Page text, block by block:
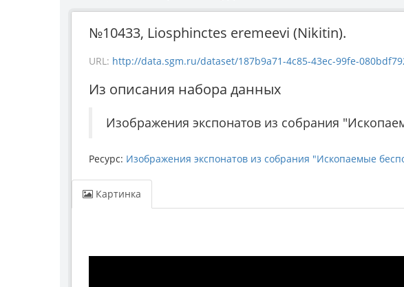
№10433, Liosphinctes eremeevi (Nikitin).
URL: http://data.sgm.ru/dataset/187b9a71-4c85-43ec-99fe-080bdf792007/
Из описания набора данных
Изображения экспонатов из собрания
Ресурс: Изображения экспонатов из собрания "Ископаемые
Картинка